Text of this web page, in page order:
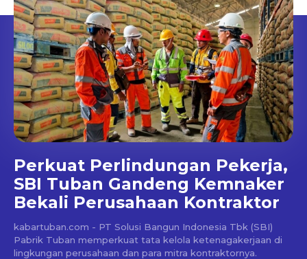
Perkuat Perlindungan Pekerja,
SBI Tuban Gandeng Kemnaker
Bekali Perusahaan Kontraktor
kabartuban.com - PT Solusi Bangun Indonesia Tbk (SBI)
Pabrik Tuban memperkuat tata kelola ketenagakerjaan di
lingkungan perusahaan dan para mitra kontraktornya.